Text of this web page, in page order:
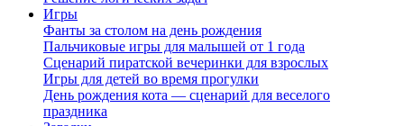
Игры
Фанты за столом на день рождения
Пальчиковые игры для малышей от 1 года
Сценарий пиратской вечеринки для взрослых
Игры для детей во время прогулки
День рождения кота — сценарий для веселого
праздника